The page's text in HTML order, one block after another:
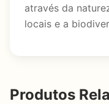
através da
locais e a
Produtos